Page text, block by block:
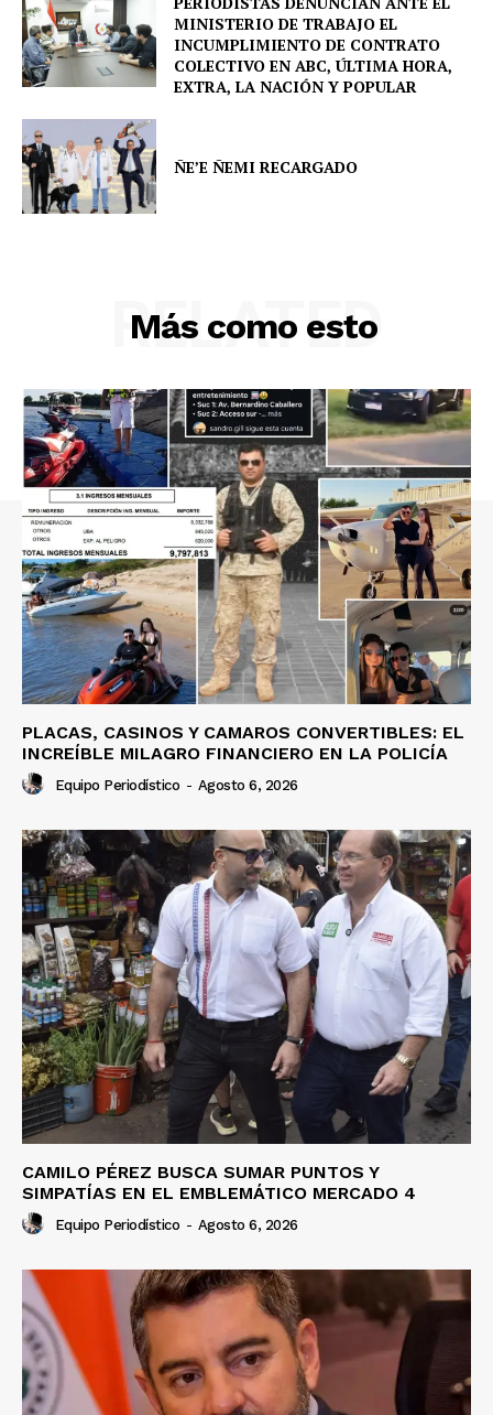
MINISTERIO DE TRABAJO EL
INCUMPLIMIENTO DE CONTRATO
COLECTIVO EN ABC, ÚLTIMA HORA,
EXTRA, LA NACIÓN Y POPULAR
ÑE’E ÑEMI RECARGADO
Más como esto
RELATED
PLACAS, CASINOS Y CAMAROS CONVERTIBLES: EL
INCREÍBLE MILAGRO FINANCIERO EN LA POLICÍA
Equipo Periodístico - Agosto 6, 2026
CAMILO PÉREZ BUSCA SUMAR PUNTOS Y
SIMPATÍAS EN EL EMBLEMÁTICO MERCADO 4
Equipo Periodístico - Agosto 6, 2026